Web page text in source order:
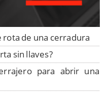
rota de una cerradura
sin llaves?
para abrir una